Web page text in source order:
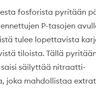
fosforista pyritään
P-tasojen
tulee lopettavista
tiloista. Tällä
säilyttää nitraatti-
joka mahdollistaa